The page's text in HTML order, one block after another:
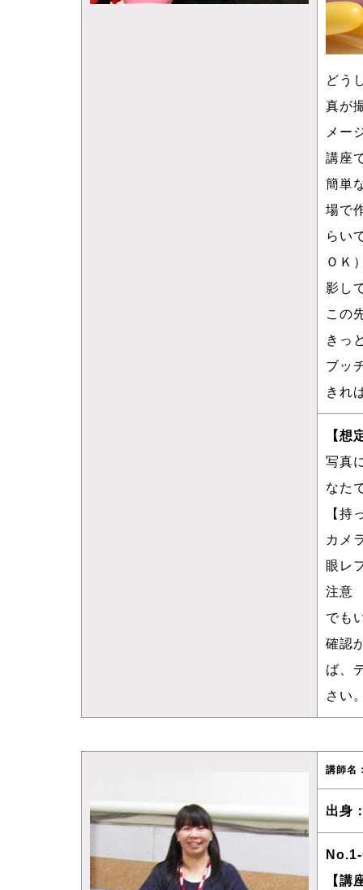
どう
真が
メー
講座
簡単
場で
らい
ＯＫ
影し
この
きっ
ブッ
きれ
【想
写真
なた
【持
カメ
眼レ
注意
でも
確認
ば、
さい
講師名
出身
【講